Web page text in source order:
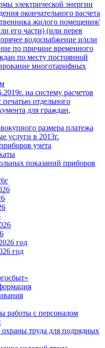
электрической энергии
окончательного расчета
жилого помещения/
его части) (или перев
водоснабжение и/или
по причине временного
по месту постоянной
многотарифных
на систему расчетов
печатью отдельного
для граждан,
размера платежа
услуги в 2013г.
учета
показаний приборов
год
год
работы с персоналом
труда для подрядных